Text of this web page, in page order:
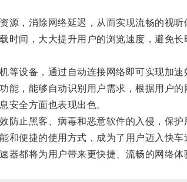
，消除网络延迟，从而实现流畅的视听
间，大大提升用户的浏览速度，避免长
设备，通过自动连接网络即可实现加速
，能够自动识别用户需求，根据用户的
全方面也表现出色。
止黑客、病毒和恶意软件的入侵，保护
便捷的使用方式，成为了用户迈入快车
都将为用户带来更快捷、流畅的网络体